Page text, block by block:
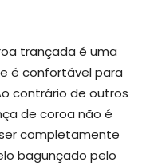
trançada é uma
é confortável para
contrário de outros
de coroa não é
completamente
bagunçado pelo